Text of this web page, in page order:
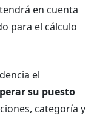
en cuenta
para el cálculo
el
su puesto
categoría y